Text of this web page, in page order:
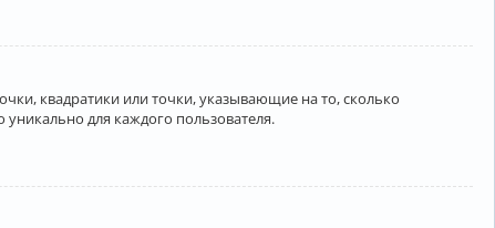
квадратики или точки, указывающие на то, сколько
для каждого пользователя.